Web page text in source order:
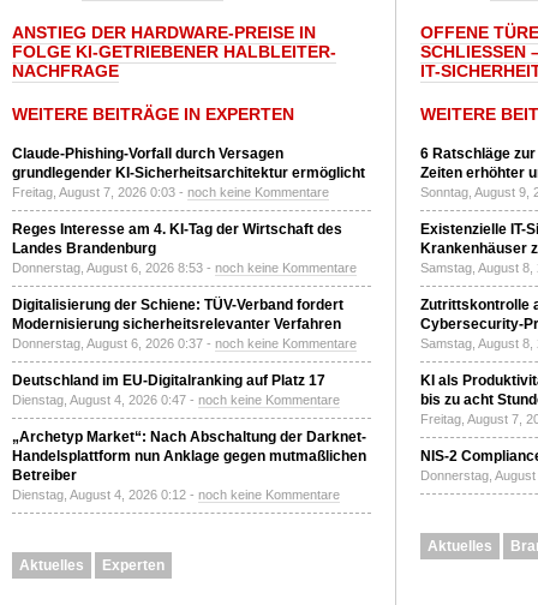
ANSTIEG DER HARDWARE-PREISE IN
FOLGE KI-GETRIEBENER HALBLEITER-
NACHFRAGE
WEITERE BEITRÄGE IN EXPERTEN
Claude-Phishing-Vorfall durch Versagen
grundlegender KI-Sicherheitsarchitektur ermöglicht
Freitag, August 7, 2026 0:03 - noch keine Kommentare
Reges Interesse am 4. KI-Tag der Wirtschaft des
Landes Brandenburg
Donnerstag, August 6, 2026 8:53 - noch keine Kommentare
Digitalisierung der Schiene: TÜV-Verband fordert
Modernisierung sicherheitsrelevanter Verfahren
Donnerstag, August 6, 2026 0:37 - noch keine Kommentare
Deutschland im EU-Digitalranking auf Platz 17
Dienstag, August 4, 2026 0:47 - noch keine Kommentare
„Archetyp Market“: Nach Abschaltung der Darknet-
Handelsplattform nun Anklage gegen mutmaßlichen
Betreiber
Dienstag, August 4, 2026 0:12 - noch keine Kommentare
Aktuelles Experten
OFFENE
SCHLIESSEN
T-
WEITERE
6 Ratschläge
Zeiten erhöhter
Sonntag, August 9,
Existenzielle IT-
Krankenhäuser
Samstag, August
Zutrittskontrolle
Cybersecurity-
Samstag, August
KI als
bis zu acht
Freitag, August 7,
NIS-2
Donnerstag,
Aktuelles